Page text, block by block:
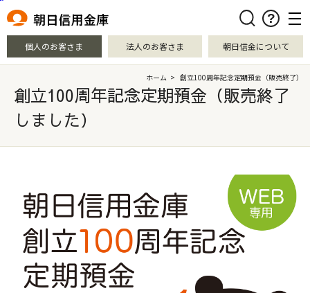
検索
個人のお客さま 法人のお客さま 朝日信金について
ホーム > 創立100周年記念定期預金（販売終了）
創立100周年記念定期預金（販売終了
しました）